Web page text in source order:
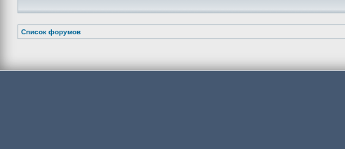
Список форумов